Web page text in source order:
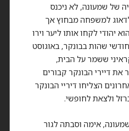
של שמעונה, לא ניכנס
למשפחה מבחוץ אך
יהודי לקחו אותו ליער וירו
בו בגבו. לאחר 14 חודשי שהות בבונקר, באוגוסט
ששמר על הבית,
את דיירי הבונקר קבורים
הצליחו דיריי הבונקר
ולצאת לחופשי.
עברו שמעונה, אימה וסבתה לגור